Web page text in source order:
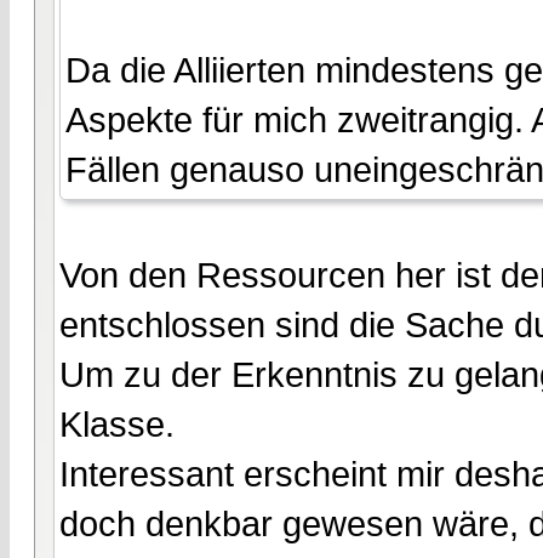
Da die Alliierten mindestens
Aspekte für mich zweitrangig.
Fällen genauso
Von den Ressourcen her ist
entschlossen sind die Sache
Um zu der Erkenntnis zu
Klasse.
Interessant erscheint mir
doch denkbar gewesen wäre,